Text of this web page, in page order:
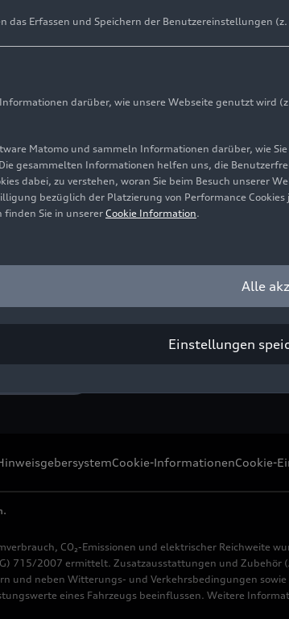
Cookie-InformationenCookie-
CO₂-Emissionen und elektrischer Reichweite
715/2007 ermittelt. Zusatzausstattungen und
und neben Witterungs- und Verkehrsbedingungen
eines Fahrzeugs beeinflussen. Weitere
das Erfassen und Speichern der Benutzereinstellungen
darüber, wie unsere Webseite genutzt wird
Matomo und sammeln Informationen darüber, wie
gesammelten Informationen helfen uns, die
dabei, zu verstehen, woran Sie beim Besuch unserer
bezüglich der Platzierung von Performance
Sie in unsererCookie Information.
Alle
Einstellungen